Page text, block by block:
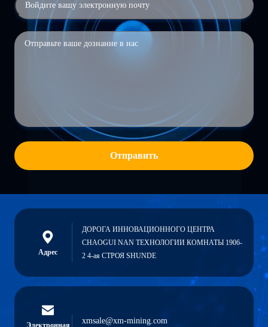
Отправить
Адрес
ДОРОГА ИННОВАЦИОННОГО ЦЕНТРА
CHAOGUI NAN ТЕХНОЛОГИИ КОМНАТЫ 1906-
2 4-ая СТРОЯ SHUNDE
Электронная xmsale@xm-mining.com